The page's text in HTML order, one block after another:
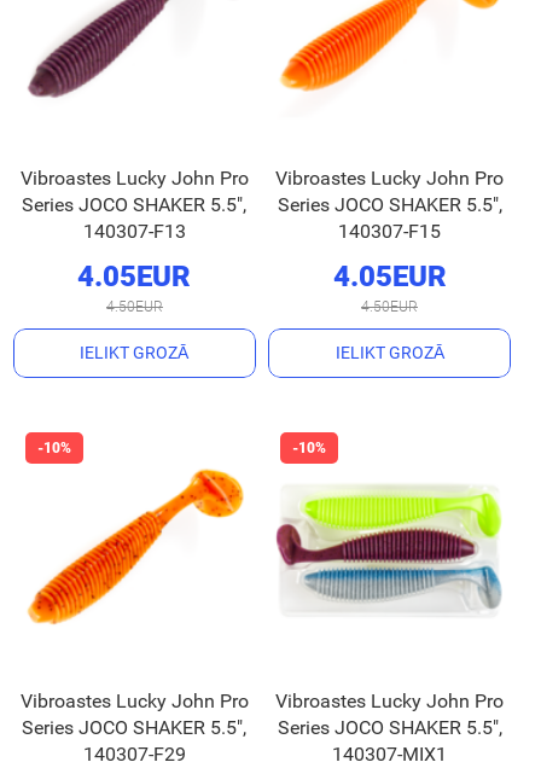
Vibroastes Lucky John Pro
Series JOCO SHAKER 5.5",
140307-F13
4.05EUR
4.50EUR
IELIKT GROZĀ
Vibroastes Lucky John Pro
Series JOCO SHAKER 5.5",
140307-F15
4.05EUR
4.50EUR
IELIKT GROZĀ
Vibroastes Lucky John Pro
Series JOCO SHAKER 5.5",
140307-F29
Vibroastes Lucky John Pro
Series JOCO SHAKER 5.5",
140307-MIX1